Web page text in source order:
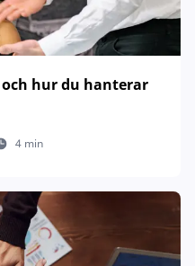
och hur du hanterar
4 min